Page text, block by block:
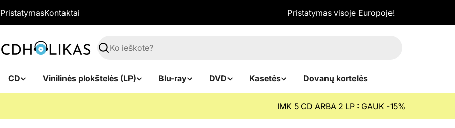
prie
PristatymasKontaktai Pristatymas visoje Europoje!
Paieška
CD Vinilinės plokštelės (LP) Blu-ray DVD Kasetės Dovanų kortelės
IMK 5 CD ARBA 2 LP : GAUK -15%